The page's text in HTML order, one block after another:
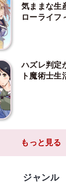
気ままな生
ローライフ
ハズレ判定
ト魔術士生
もっと見る
ジャンル